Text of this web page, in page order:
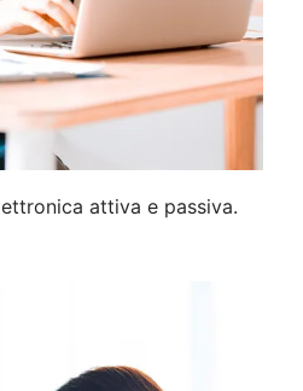
attiva e passiva.